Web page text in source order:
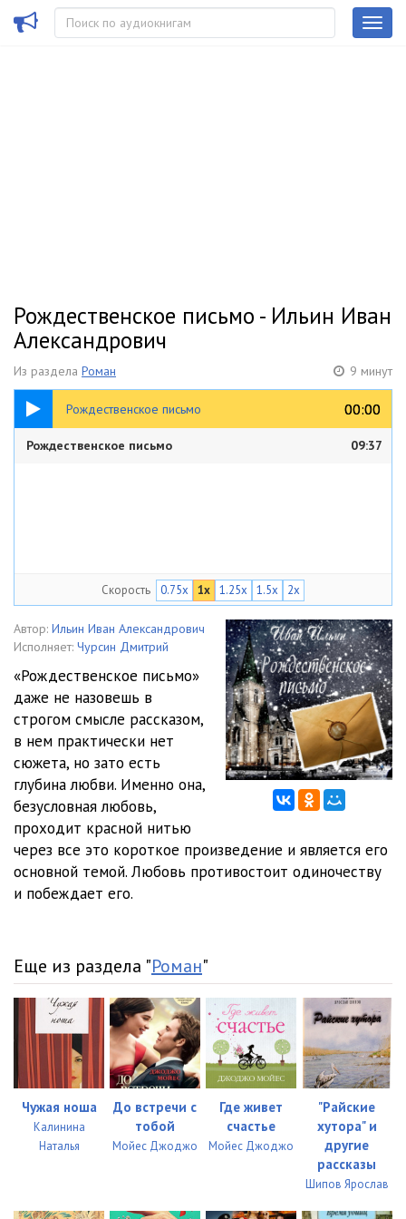
Рождественское письмо - Ильин Иван
Александрович
Из раздела Роман 9 минут
Рождественское письмо 00:00
00:00
09:37
Рождественское письмо 09:37
Скорость 0.75x 1x 1.25x 1.5x 2x
Автор: Ильин Иван Александрович
Исполняет: Чурсин Дмитрий
«Рождественское письмо»
даже не назовешь в
строгом смысле рассказом,
в нем практически нет
сюжета, но зато есть
глубина любви. Именно она,
безусловная любовь,
проходит красной нитью
через все это короткое произведение и является его
основной темой. Любовь противостоит одиночеству
и побеждает его.
Еще из раздела "Роман"
Чужая ноша
Калинина
Наталья
До встречи с
тобой
Мойес Джоджо
Где живет
счастье
Мойес Джоджо
"Райские
хутора" и
другие
рассказы
Шипов Ярослав